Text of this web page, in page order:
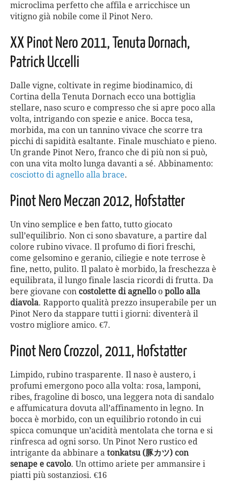
microclima perfetto che affila e arricchisce un
vitigno già nobile come il Pinot Nero.
XX Pinot Nero 2011, Tenuta Dornach,
Patrick Uccelli
Dalle vigne, coltivate in regime biodinamico, di
Cortina della Tenuta Dornach ecco una bottiglia
stellare, naso scuro e compresso che si apre poco alla
volta, intrigando con spezie e anice. Bocca tesa,
morbida, ma con un tannino vivace che scorre tra
picchi di sapidità esaltante. Finale muschiato e pieno.
Un grande Pinot Nero, franco che di più non si può,
con una vita molto lunga davanti a sé. Abbinamento:
cosciotto di agnello alla brace.
Pinot Nero Meczan 2012, Hofstatter
Un vino semplice e ben fatto, tutto giocato
sull’equilibrio. Non ci sono sbavature, a partire dal
colore rubino vivace. Il profumo di fiori freschi,
come gelsomino e geranio, ciliegie e note terrose è
fine, netto, pulito. Il palato è morbido, la freschezza è
equilibrata, il lungo finale lascia ricordi di frutta. Da
bere giovane con costolette di agnello o pollo alla
diavola. Rapporto qualità prezzo insuperabile per un
Pinot Nero da stappare tutti i giorni: diventerà il
vostro migliore amico. €7.
Pinot Nero Crozzol, 2011, Hofstatter
Limpido, rubino trasparente. Il naso è austero, i
profumi emergono poco alla volta: rosa, lamponi,
ribes, fragoline di bosco, una leggera nota di sandalo
e affumicatura dovuta all’affinamento in legno. In
bocca è morbido, con un equilibrio rotondo in cui
spicca comunque un’acidità mentolata che torna e si
rinfresca ad ogni sorso. Un Pinot Nero rustico ed
intrigante da abbinare a tonkatsu (豚カツ) con
senape e cavolo. Un ottimo ariete per ammansire i
piatti più sostanziosi. €16